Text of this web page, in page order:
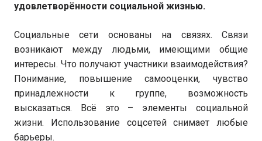
удовлетворённости социальной жизнью.
Социальные сети основаны на связях. Связи
возникают между людьми, имеющими общие
интересы. Что получают участники взаимодействия?
Понимание, повышение самооценки, чувство
принадлежности к группе, возможность
высказаться. Всё это – элементы социальной
жизни. Использование соцсетей снимает любые
барьеры.